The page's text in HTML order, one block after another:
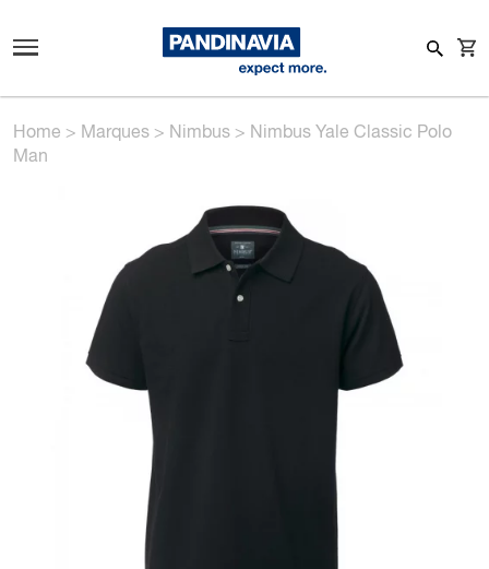
Home > Marques > Nimbus > Nimbus Yale Classic Polo
Man